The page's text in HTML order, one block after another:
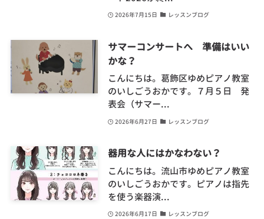
2026年7月15日 レッスンブログ
サマーコンサートへ 準備はいい
かな？
こんにちは。葛飾区ゆめピアノ教室
のいしごうおかです。７月５日 発
表会（サマー...
2026年6月27日 レッスンブログ
器用な人にはかなわない？
こんにちは。流山市ゆめピアノ教室
のいしごうおかです。ピアノは指先
を使う楽器演...
2026年6月17日 レッスンブログ